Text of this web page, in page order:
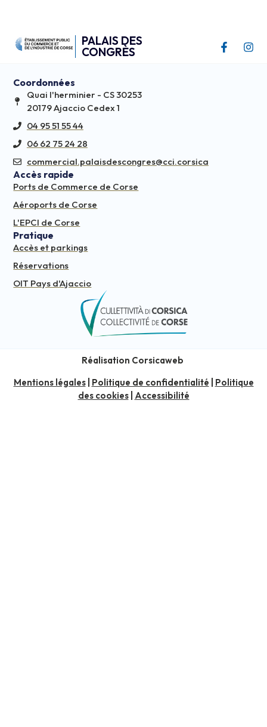
PALAIS DES
CONGRÈS
Coordonnées
Quai l'herminier - CS 30253
20179 Ajaccio Cedex 1
04 95 51 55 44
06 62 75 24 28
commercial.palaisdescongres@cci.corsica
Accès rapide
Ports de Commerce de Corse
Aéroports de Corse
L'EPCI de Corse
Pratique
Accès et parkings
Réservations
OIT Pays d'Ajaccio
Réalisation Corsicaweb
Mentions légales| Politique de confidentialité
Politique
des cookies| Accessibilité